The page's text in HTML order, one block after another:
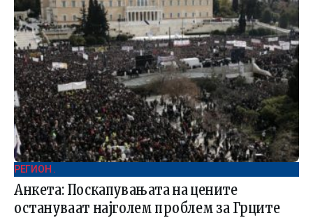
РЕГИОН .
Анкета: Поскапувањата на цените
остануваат најголем проблем за Грците